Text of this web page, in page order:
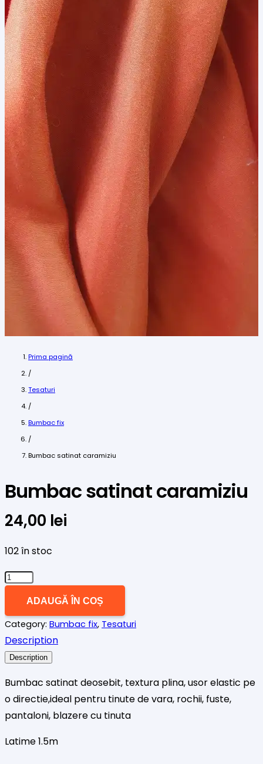
Prima pagină
/
Tesaturi
/
Bumbac fix
/
Bumbac satinat caramiziu
Bumbac satinat caramiziu
24,00 lei
102 în stoc
Cantitate
caramiziu
ADAUGĂ ÎN COȘ
Category: Bumbac fix, Tesaturi
Description
Description
Bumbac satinat deosebit, textura plina, usor elastic pe
o directie,ideal pentru tinute de vara, rochii, fuste,
pantaloni, blazere cu tinuta
Latime 1.5m